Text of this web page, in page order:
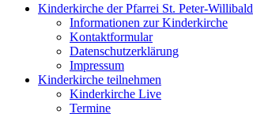
Kinderkirche der Pfarrei St. Peter-Willibald
Informationen zur Kinderkirche
Kontaktformular
Datenschutzerklärung
Impressum
Kinderkirche teilnehmen
Kinderkirche Live
Termine